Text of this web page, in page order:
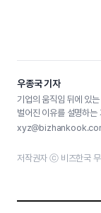
우종국 기자
기업의 움직임 뒤에 있
벌어진 이유를 설명하는
저작권자 ⓒ 비즈한국 무